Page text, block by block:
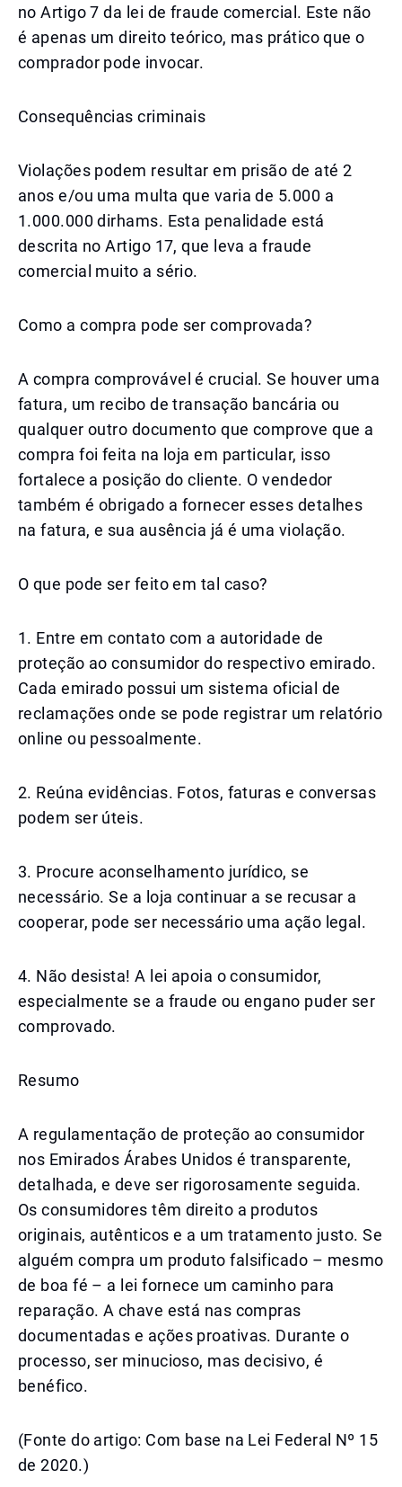
no Artigo 7 da lei de fraude comercial. Este não
é apenas um direito teórico, mas prático que o
comprador pode invocar.
Consequências criminais
Violações podem resultar em prisão de até 2
anos e/ou uma multa que varia de 5.000 a
1.000.000 dirhams. Esta penalidade está
descrita no Artigo 17, que leva a fraude
comercial muito a sério.
Como a compra pode ser comprovada?
A compra comprovável é crucial. Se houver uma
fatura, um recibo de transação bancária ou
qualquer outro documento que comprove que a
compra foi feita na loja em particular, isso
fortalece a posição do cliente. O vendedor
também é obrigado a fornecer esses detalhes
na fatura, e sua ausência já é uma violação.
O que pode ser feito em tal caso?
1. Entre em contato com a autoridade de
proteção ao consumidor do respectivo emirado.
Cada emirado possui um sistema oficial de
reclamações onde se pode registrar um relatório
online ou pessoalmente.
2. Reúna evidências. Fotos, faturas e conversas
podem ser úteis.
3. Procure aconselhamento jurídico, se
necessário. Se a loja continuar a se recusar a
cooperar, pode ser necessário uma ação legal.
4. Não desista! A lei apoia o consumidor,
especialmente se a fraude ou engano puder ser
comprovado.
Resumo
A regulamentação de proteção ao consumidor
nos Emirados Árabes Unidos é transparente,
detalhada, e deve ser rigorosamente seguida.
Os consumidores têm direito a produtos
originais, autênticos e a um tratamento justo. Se
alguém compra um produto falsificado – mesmo
de boa fé – a lei fornece um caminho para
reparação. A chave está nas compras
documentadas e ações proativas. Durante o
processo, ser minucioso, mas decisivo, é
benéfico.
(Fonte do artigo: Com base na Lei Federal Nº 15
de 2020.)